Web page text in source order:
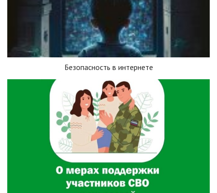
Безопасность в интернете